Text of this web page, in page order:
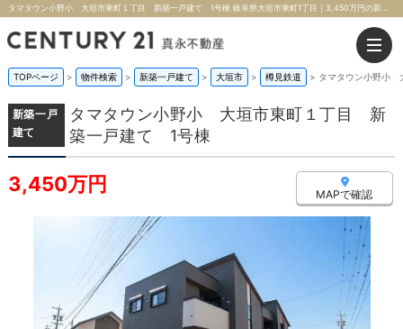
タマタウン小野小 大垣市東町１丁目 新築一戸建て 1号棟 岐阜県大垣市東町1丁目｜3,450万円の新築一戸建て｜株式会社真永不動産
TOPページ > 物件検索 > 新築一戸建て > 大垣市 > 樽見鉄道 > タマタウン小野小
新築一戸
建て
タマタウン小野小 大垣市東町１丁目 新
築一戸建て 1号棟
3,450万円 MAPで確認